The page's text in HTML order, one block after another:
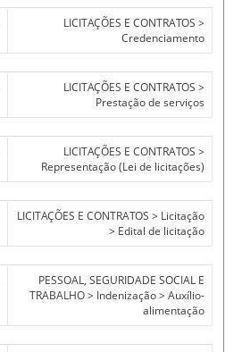
LICITAÇÕES E CONTRATOS >
Credenciamento
LICITAÇÕES E CONTRATOS >
Prestação de serviços
LICITAÇÕES E CONTRATOS >
Representação (Lei de licitações)
LICITAÇÕES E CONTRATOS > Licitação
> Edital de licitação
PESSOAL, SEGURIDADE SOCIAL E
TRABALHO > Indenização > Auxílio-
alimentação